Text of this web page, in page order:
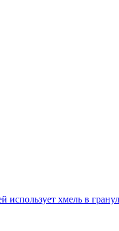
использует хмель в